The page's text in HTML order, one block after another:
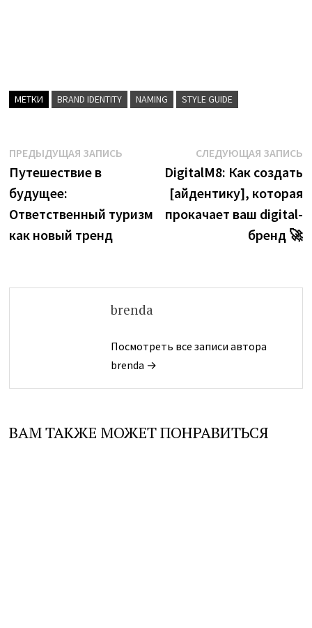
МЕТКИ BRAND IDENTITY NAMING STYLE GUIDE
Навигация
по
записям
ПРЕДЫДУЩАЯ ЗАПИСЬ
Путешествие в
будущее:
Ответственный туризм
как новый тренд
СЛЕДУЮЩАЯ ЗАПИСЬ
DigitalM8: Как создать
[айдентику], которая
прокачает ваш digital-
бренд 🚀
brenda
Посмотреть все записи автора
brenda →
ВАМ ТАКЖЕ МОЖЕТ ПОНРАВИТЬСЯ